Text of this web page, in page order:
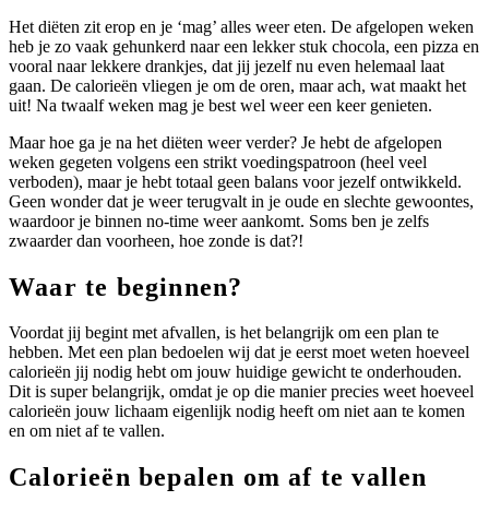
Het diëten zit erop en je ‘mag’ alles weer eten. De afgelopen weken
heb je zo vaak gehunkerd naar een lekker stuk chocola, een pizza en
vooral naar lekkere drankjes, dat jij jezelf nu even helemaal laat
gaan. De calorieën vliegen je om de oren, maar ach, wat maakt het
uit! Na twaalf weken mag je best wel weer een keer genieten.
Maar hoe ga je na het diëten weer verder? Je hebt de afgelopen
weken gegeten volgens een strikt voedingspatroon (heel veel
verboden), maar je hebt totaal geen balans voor jezelf ontwikkeld.
Geen wonder dat je weer terugvalt in je oude en slechte gewoontes,
waardoor je binnen no-time weer aankomt. Soms ben je zelfs
zwaarder dan voorheen, hoe zonde is dat?!
Waar te beginnen?
Voordat jij begint met afvallen, is het belangrijk om een plan te
hebben. Met een plan bedoelen wij dat je eerst moet weten hoeveel
calorieën jij nodig hebt om jouw huidige gewicht te onderhouden.
Dit is super belangrijk, omdat je op die manier precies weet hoeveel
calorieën jouw lichaam eigenlijk nodig heeft om niet aan te komen
en om niet af te vallen.
Calorieën bepalen om af te vallen